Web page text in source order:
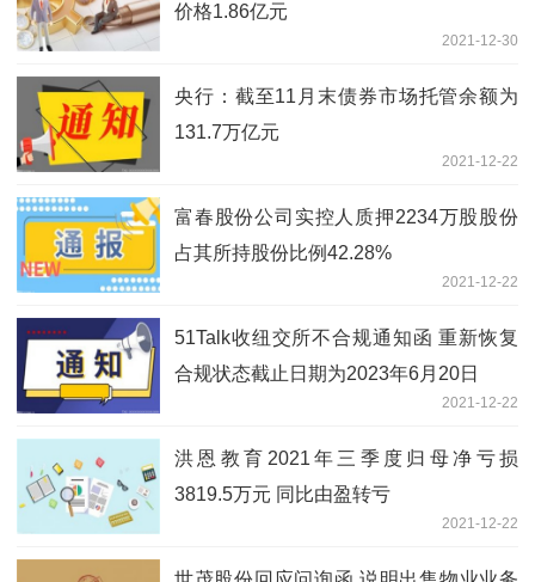
价格1.86亿元
2021-12-30
央行：截至11月末债券市场托管余额为
131.7万亿元
2021-12-22
富春股份公司实控人质押2234万股股份
占其所持股份比例42.28%
2021-12-22
51Talk收纽交所不合规通知函 重新恢复
合规状态截止日期为2023年6月20日
2021-12-22
洪恩教育2021年三季度归母净亏损
3819.5万元 同比由盈转亏
2021-12-22